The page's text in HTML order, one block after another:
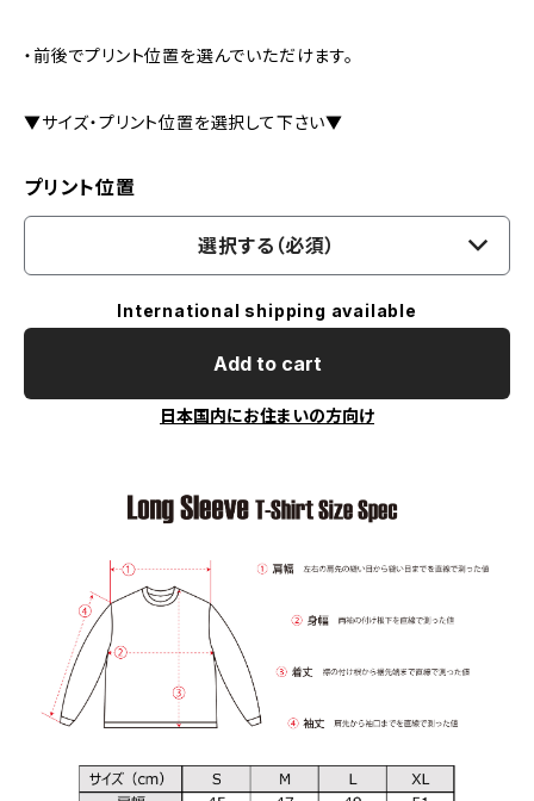
・前後でプリント位置を選んでいただけます。
▼サイズ・プリント位置を選択して下さい▼
プリント位置
選択する（必須）
International shipping available
Add to cart
日本国内にお住まいの方向け